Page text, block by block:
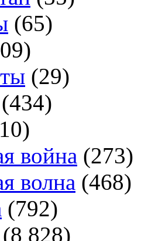
(65)
(29)
(434)
война (273)
волна (468)
(792)
(8 828)